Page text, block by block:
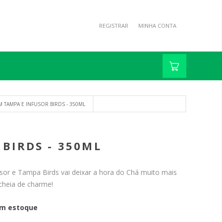
REGISTRAR MINHA CONTA
TAMPA E INFUSOR BIRDS - 350ML
BIRDS - 350ML
e Tampa Birds vai deixar a hora do Chá muito mais
de charme!
estoque